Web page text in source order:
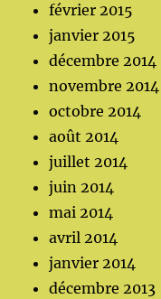
février 2015
janvier 2015
décembre 2014
novembre 2014
octobre 2014
août 2014
juillet 2014
juin 2014
mai 2014
avril 2014
janvier 2014
décembre 2013